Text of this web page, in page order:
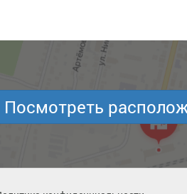
Посмотреть